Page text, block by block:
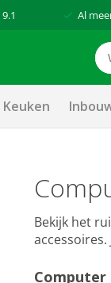
9.1 Al
Keuken
Bekijk het
accessoires.